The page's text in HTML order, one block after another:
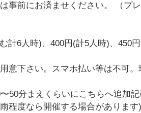
事前にお済ませください。 （プ
計6人時)、400円(計5人時)、450円
意下さい。スマホ払い等は不可。
50分まえくらいにこちらへ追加
程度なら開催する場合があります)